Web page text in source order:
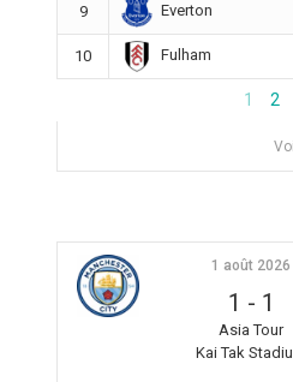
9 Everton
10 Fulham
1 2
1 août 2026
1 - 1
Asia Tour
Kai Tak